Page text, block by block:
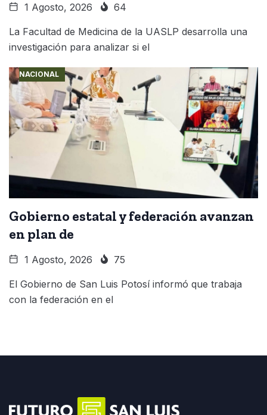
1 Agosto, 2026 64
La Facultad de Medicina de la UASLP desarrolla una
investigación para analizar si el
NACIONAL
Gobierno estatal y federación avanzan
en plan de
1 Agosto, 2026 75
El Gobierno de San Luis Potosí informó que trabaja
con la federación en el